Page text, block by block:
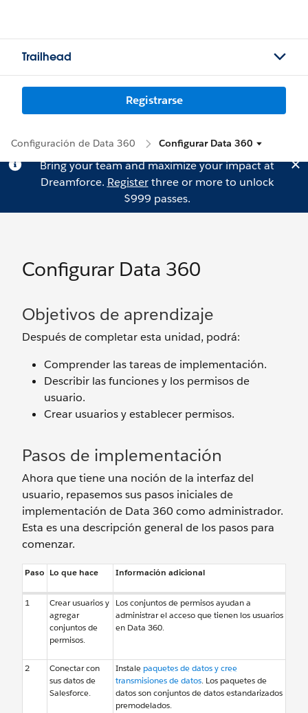
Trailhead
Registrarse
Configuración de Data 360 Configurar Data 360
Bring your team and maximize your impact at
Dreamforce. Registerthree or more to unlock
$999 passes.
Configurar Data 360
Objetivos de aprendizaje
Después de completar esta unidad, podrá:
Comprender las tareas de implementación.
Describir las funciones y los permisos de
usuario.
Crear usuarios y establecer permisos.
Pasos de implementación
Ahora que tiene una noción de la interfaz del
usuario, repasemos sus pasos iniciales de
implementación de Data 360 como administrador.
Esta es una descripción general de los pasos para
comenzar.
Paso Lo que hace Información adicional
1
Crear usuarios y
agregar
conjuntos de
permisos.
Los conjuntos de permisos ayudan a
administrar el acceso que tienen los usuarios
en Data 360.
2
Conectar con
sus datos de
Salesforce.
Instale paquetes de datos y cree
transmisiones de datos. Los paquetes de
datos son conjuntos de datos estandarizados
premodelados.